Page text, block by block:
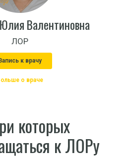
Валентиновна
ЛОР
к врачу
о враче
которых
к ЛОРу